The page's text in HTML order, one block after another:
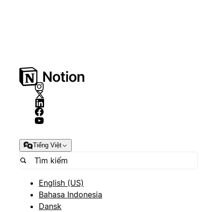
Tiếng Việt
English (US)
Bahasa Indonesia
Dansk